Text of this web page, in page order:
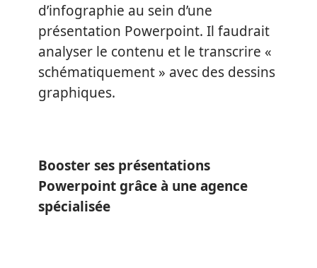
d’infographie au sein d’une
présentation Powerpoint. Il faudrait
analyser le contenu et le transcrire «
schématiquement » avec des dessins
graphiques.
Booster ses présentations
Powerpoint grâce à une agence
spécialisée